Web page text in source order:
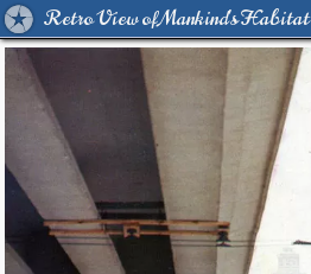
Retro View of Mankind's Habitat